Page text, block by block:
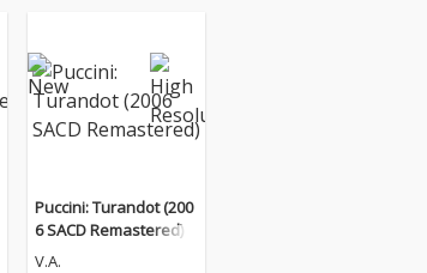
Puccini: Turandot (200
6 SACD Remastered)
V.A.